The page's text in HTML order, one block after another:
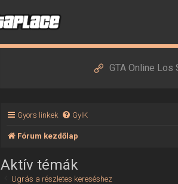
GTA Online Los
Gyors linkek GyIK
Fórum kezdőlap
Aktív témák
Ugrás a részletes kereséshez